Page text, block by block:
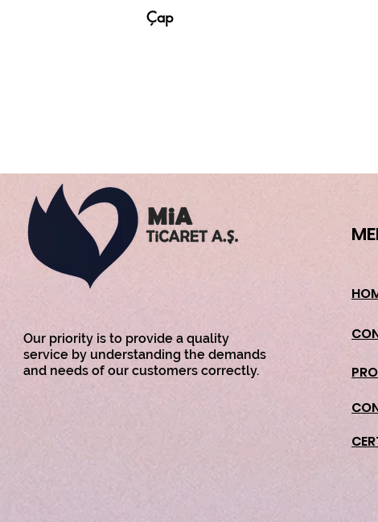
Çap
Our priority is to provide a quality
service by understanding the demands
and needs of our customers correctly.